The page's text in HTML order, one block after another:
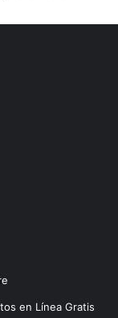
en Línea Gratis